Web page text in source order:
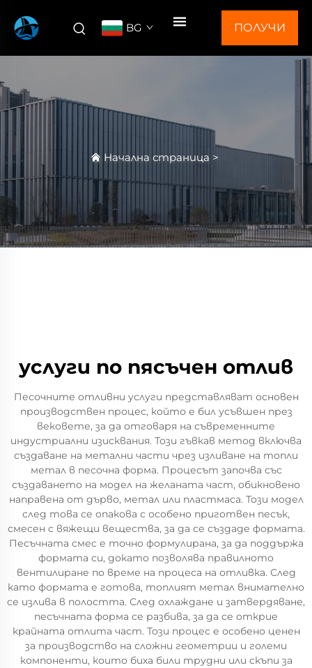
BG ПОЛУЧИ
Начална страница >
услуги по пясъчен отлив
Песочните отливни услуги представляват основен
производствен процес, който е бил усъвшен през
вековете, за да отговаря на съвременните
индустриални изисквания. Този гъвкав метод включва
създаване на метални части чрез изливане на топли
метал в песочна форма. Процесът започва със
създаването на модел на желаната част, обикновено
направена от дърво, метал или пластмаса. Този модел
след това се опакова с особено приготвен песък,
смесен с вяжещи вещества, за да се създаде формата.
Песъчната смес е точно формулирана, за да поддържа
формата си, докато позволява правилното
вентилиране по време на процеса на отливка. След
като формата е готова, топлият метал внимателно
се излива в полостта. След охлаждане и затвердяване,
песъчната форма се разбива, за да се открие
крайната отлита част. Този процес е особено ценен
за производство на сложни геометрии и големи
компоненти, които биха били трудни или скъпи за